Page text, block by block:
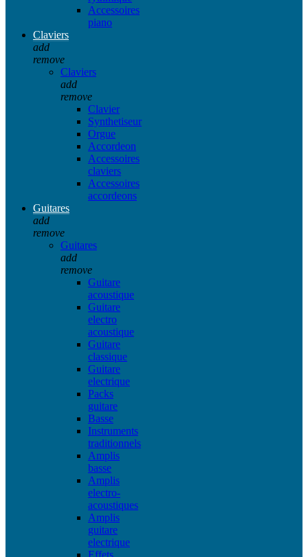
Accessoires
piano
Claviers
add
remove
Claviers
add
remove
Clavier
Synthetiseur
Orgue
Accordeon
Accessoires
claviers
Accessoires
accordeons
Guitares
add
remove
Guitares
add
remove
Guitare
acoustique
Guitare
electro
acoustique
Guitare
classique
Guitare
electrique
Packs
guitare
Basse
Instruments
traditionnels
Amplis
basse
Amplis
electro-
acoustiques
Amplis
guitare
electrique
Effets